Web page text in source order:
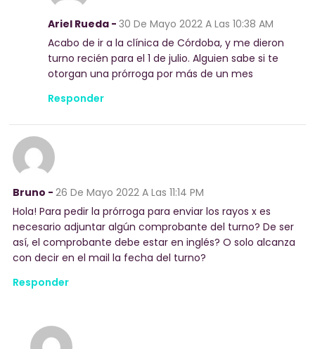
Ariel Rueda - 30 De Mayo 2022 A Las 10:38 AM
Acabo de ir a la clínica de Córdoba, y me dieron
turno recién para el 1 de julio. Alguien sabe si te
otorgan una prórroga por más de un mes
Responder
Bruno - 26 De Mayo 2022 A Las 11:14 PM
Hola! Para pedir la prórroga para enviar los rayos x es
necesario adjuntar algún comprobante del turno? De ser
así, el comprobante debe estar en inglés? O solo alcanza
con decir en el mail la fecha del turno?
Responder